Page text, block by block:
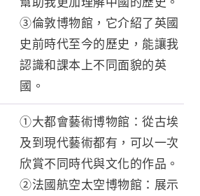
③倫敦博物館，它介紹了英國
史前時代至今的歷史，能讓我
認識和課本上不同面貌的英
國。
①大都會藝術博物館：從古埃
及到現代藝術都有，可以一次
欣賞不同時代與文化的作品。
②法國航空太空博物館：展示